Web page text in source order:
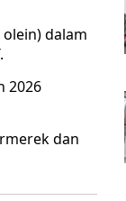
dalam
2026
dan